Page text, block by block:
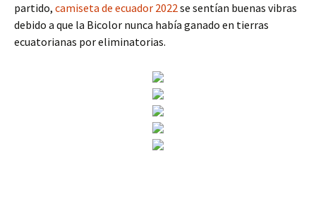
partido, camiseta de ecuador 2022se sentían buenas vibras
debido a que la Bicolor nunca había ganado en tierras
ecuatorianas por eliminatorias.